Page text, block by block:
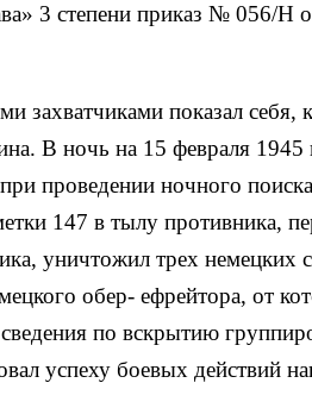
3 степени приказ № 056/Н
захватчиками показал себя,
В ночь на 15 февраля 1945
проведении ночного
147 в тылу противника,
уничтожил трех немецких
обер- ефрейтора, от
по вскрытию
успеху боевых действий